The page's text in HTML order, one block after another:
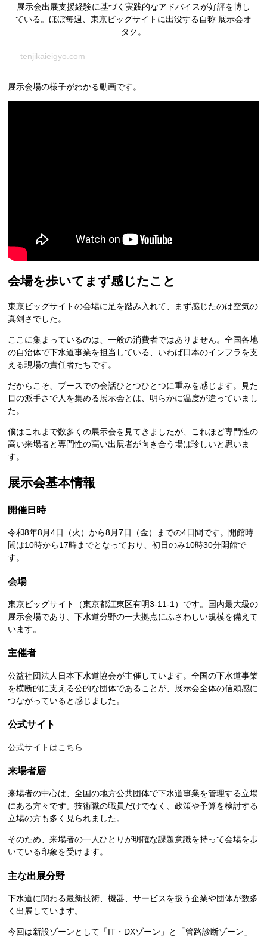
展示会出展支援経験に基づく実践的なアドバイスが好評を博し
ている。ほぼ毎週、東京ビッグサイトに出没する自称 展示会オ
タク。
tenjikaieigyo.com
展示会場の様子がわかる動画です。
会場を歩いてまず感じたこと
東京ビッグサイトの会場に足を踏み入れて、まず感じたのは空気の
真剣さでした。
ここに集まっているのは、一般の消費者ではありません。全国各地
の自治体で下水道事業を担当している、いわば日本のインフラを支
える現場の責任者たちです。
だからこそ、ブースでの会話ひとつひとつに重みを感じます。見た
目の派手さで人を集める展示会とは、明らかに温度が違っていまし
た。
僕はこれまで数多くの展示会を見てきましたが、これほど専門性の
高い来場者と専門性の高い出展者が向き合う場は珍しいと思いま
す。
展示会基本情報
開催日時
令和8年8月4日（火）から8月7日（金）までの4日間です。開館時
間は10時から17時までとなっており、初日のみ10時30分開館で
す。
会場
東京ビッグサイト（東京都江東区有明3-11-1）です。国内最大級の
展示会場であり、下水道分野の一大拠点にふさわしい規模を備えて
います。
主催者
公益社団法人日本下水道協会が主催しています。全国の下水道事業
を横断的に支える公的な団体であることが、展示会全体の信頼感に
つながっていると感じました。
公式サイト
公式サイトはこちら
来場者層
来場者の中心は、全国の地方公共団体で下水道事業を管理する立場
にある方々です。技術職の職員だけでなく、政策や予算を検討する
立場の方も多く見られました。
そのため、来場者の一人ひとりが明確な課題意識を持って会場を歩
いている印象を受けます。
主な出展分野
下水道に関わる最新技術、機器、サービスを扱う企業や団体が数多
く出展しています。
今回は新設ゾーンとして「IT・DXゾーン」と「管路診断ゾーン」